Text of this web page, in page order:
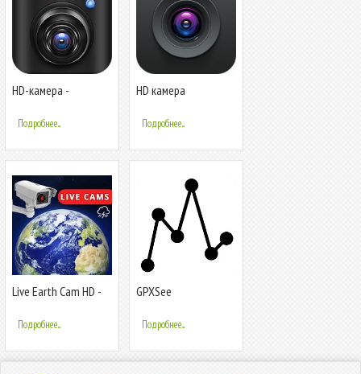
HD-камера -
камера
Подробнее...
HD камера
Подробнее...
Live Earth Cam HD -
спутника
Подробнее...
GPXSee
Подробнее...